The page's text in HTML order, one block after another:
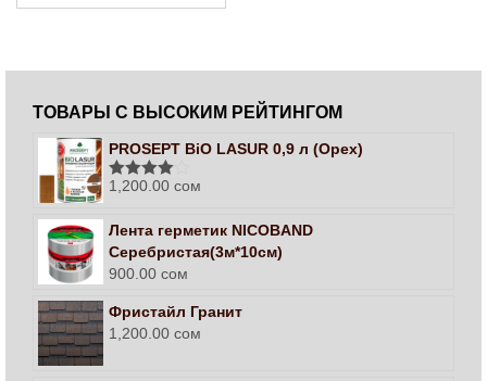
ТОВАРЫ С ВЫСОКИМ РЕЙТИНГОМ
PROSEPT BiO LASUR 0,9 л (Орех)
Оценка
1,200.00 сом
Лента герметик NICOBAND
Серебристая(3м*10см)
900.00 сом
Фристайл Гранит
1,200.00 сом